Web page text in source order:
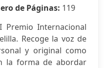
de Páginas: 119
Premio Internacional
Recoge la voz de
y original como
la forma de abordar